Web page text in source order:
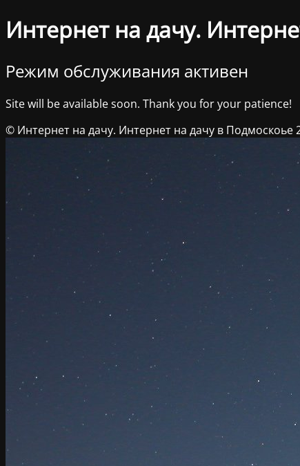
Интернет на дачу.
Режим обслуживания активен
Site will be available soon. Thank you for your patience!
© Интернет на дачу. Интернет на дачу в Подмоскоье